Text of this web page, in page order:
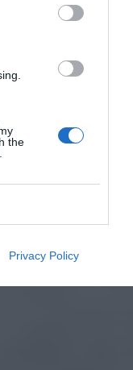
the
Privacy Policy